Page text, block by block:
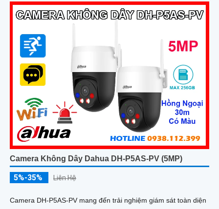
Camera Không Dây Dahua DH-P5AS-PV (5MP)
5%-35% Liên Hệ
Camera DH-P5AS-PV mang đến trải nghiệm giám sát toàn diện